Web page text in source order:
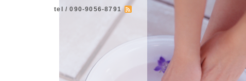
tel / 090-9056-8791